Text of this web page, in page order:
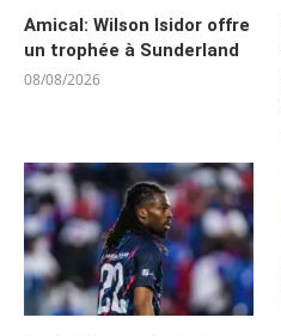
Amical: Wilson Isidor offre
un trophée à Sunderland
08/08/2026